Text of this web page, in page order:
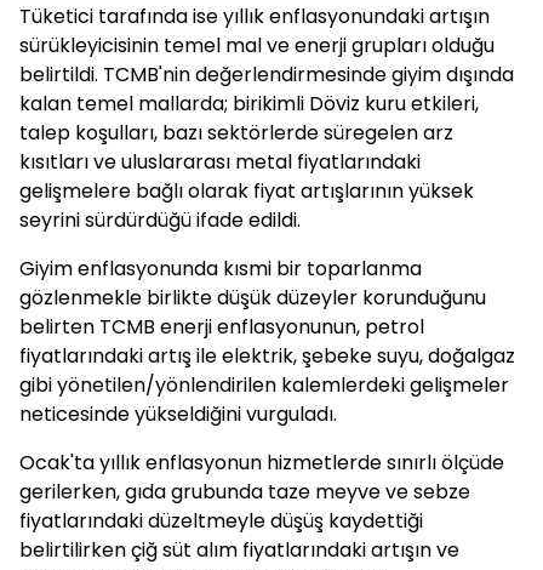
Tüketici tarafında ise yıllık enflasyonundaki artışın
sürükleyicisinin temel mal ve enerji grupları olduğu
belirtildi. TCMB'nin değerlendirmesinde giyim dışında
kalan temel mallarda; birikimli Döviz kuru etkileri,
talep koşulları, bazı sektörlerde süregelen arz
kısıtları ve uluslararası metal fiyatlarındaki
gelişmelere bağlı olarak fiyat artışlarının yüksek
seyrini sürdürdüğü ifade edildi.
Giyim enflasyonunda kısmi bir toparlanma
gözlenmekle birlikte düşük düzeyler korunduğunu
belirten TCMB enerji enflasyonunun, petrol
fiyatlarındaki artış ile elektrik, şebeke suyu, doğalgaz
gibi yönetilen/yönlendirilen kalemlerdeki gelişmeler
neticesinde yükseldiğini vurguladı.
Ocak'ta yıllık enflasyonun hizmetlerde sınırlı ölçüde
gerilerken, gıda grubunda taze meyve ve sebze
fiyatlarındaki düzeltmeyle düşüş kaydettiği
belirtilirken çiğ süt alım fiyatlarındaki artışın ve